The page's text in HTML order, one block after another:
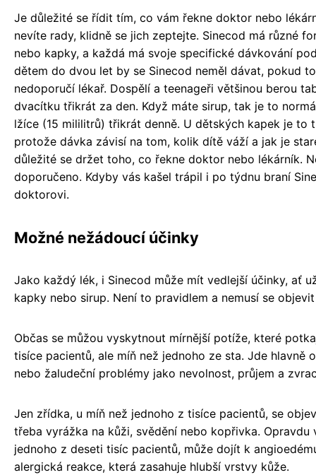
Je důležité se řídit tím, co vám řekne doktor nebo
nevíte rady, klidně se jich zeptejte. Sinecod má různé
nebo kapky, a každá má svoje specifické dávkování
dětem do dvou let by se Sinecod neměl dávat, pokud
nedoporučí lékař. Dospělí a teenageři většinou berou
dvacítku třikrát za den. Když máte sirup, tak je to
lžíce (15 mililitrů) třikrát denně. U dětských kapek je to
protože dávka závisí na tom, kolik dítě váží a jak je
důležité se držet toho, co řekne doktor nebo lékárník.
doporučeno. Kdyby vás kašel trápil i po týdnu braní
doktorovi.
Možné nežádoucí účinky
Jako každý lék, i Sinecod může mít vedlejší účinky, ať
kapky nebo sirup. Není to pravidlem a nemusí se
Občas se můžou vyskytnout mírnější potíže, které
tisíce pacientů, ale míň než jednoho ze sta. Jde hlavně
nebo žaludeční problémy jako nevolnost, průjem a
Jen zřídka, u míň než jednoho z tisíce pacientů, se
třeba vyrážka na kůži, svědění nebo kopřivka. Opravdu
jednoho z deseti tisíc pacientů, může dojít k
alergická reakce, která zasahuje hlubší vrstvy kůže.